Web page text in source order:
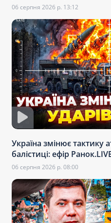
06 серпня 2026 р. 13:12
Україна змінює тактику
балістиці: ефір
06 серпня 2026 р. 08:00